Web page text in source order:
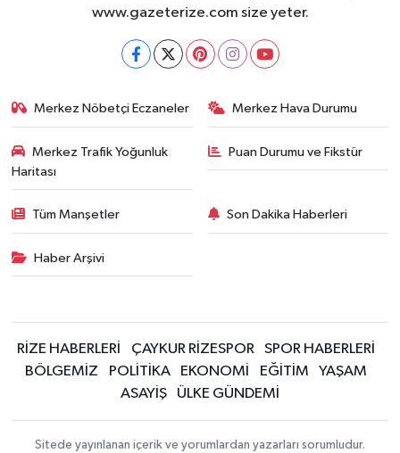
www.gazeterize.com size yeter.
Merkez Nöbetçi Eczaneler Merkez Hava Durumu
Merkez Trafik Yoğunluk
Haritası
Puan Durumu ve Fikstür
Tüm Manşetler Son Dakika Haberleri
Haber Arşivi
RİZE HABERLERİ ÇAYKUR RİZESPOR
SPOR HABERLERİ
BÖLGEMİZ
POLİTİKA EKONOMİ EĞİTİM
YAŞAM
ASAYİŞ
ÜLKE GÜNDEMİ
Sitede yayınlanan içerik ve yorumlardan yazarları sorumludur.